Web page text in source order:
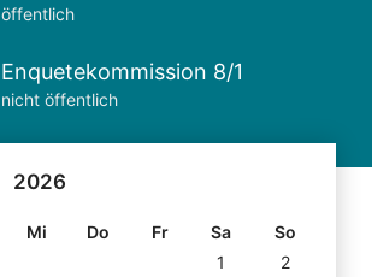
öffentlich
Enquetekommission 8/1
nicht öffentlich
2026
Mi Do Fr Sa
So
1
2